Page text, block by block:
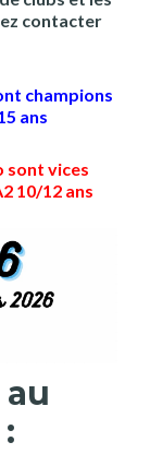
contacter
champions
ans
sont vices
10/12 ans